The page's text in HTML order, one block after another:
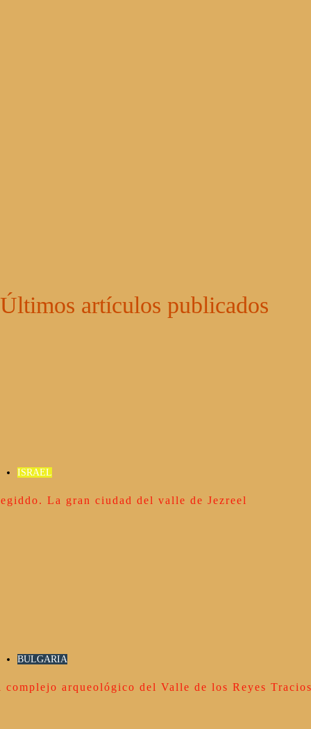
Últimos artículos publicados
ISRAEL
La gran ciudad del valle de Jezreel
BULGARIA
complejo arqueológico del Valle de los Reyes